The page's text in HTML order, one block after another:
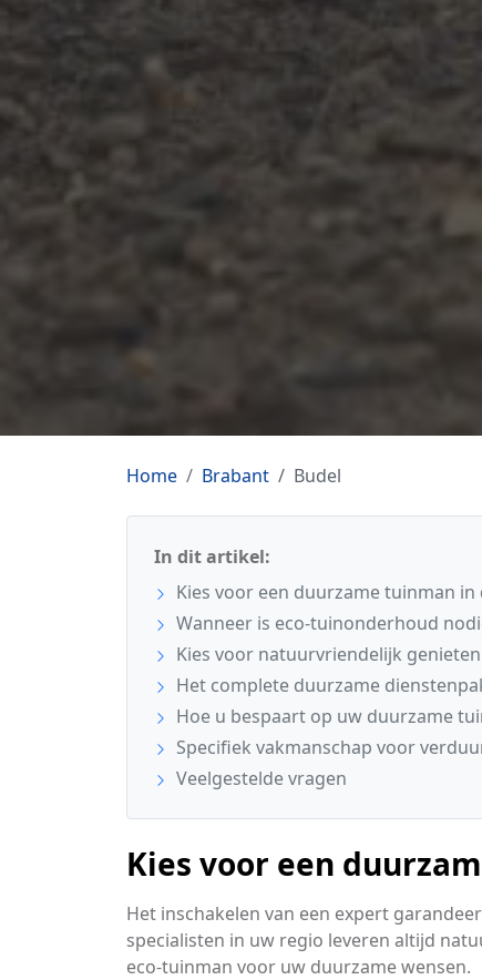
Home Brabant Budel
In dit artikel:
Kies voor een duurzame tuinman in
Wanneer is eco-tuinonderhoud
Kies voor natuurvriendelijk
Het complete duurzame
Hoe u bespaart op uw duurzame
Specifiek vakmanschap voor
Veelgestelde vragen
Kies voor een
Het inschakelen van een expert
specialisten in uw regio leveren altijd
eco-tuinman voor uw duurzame wensen.